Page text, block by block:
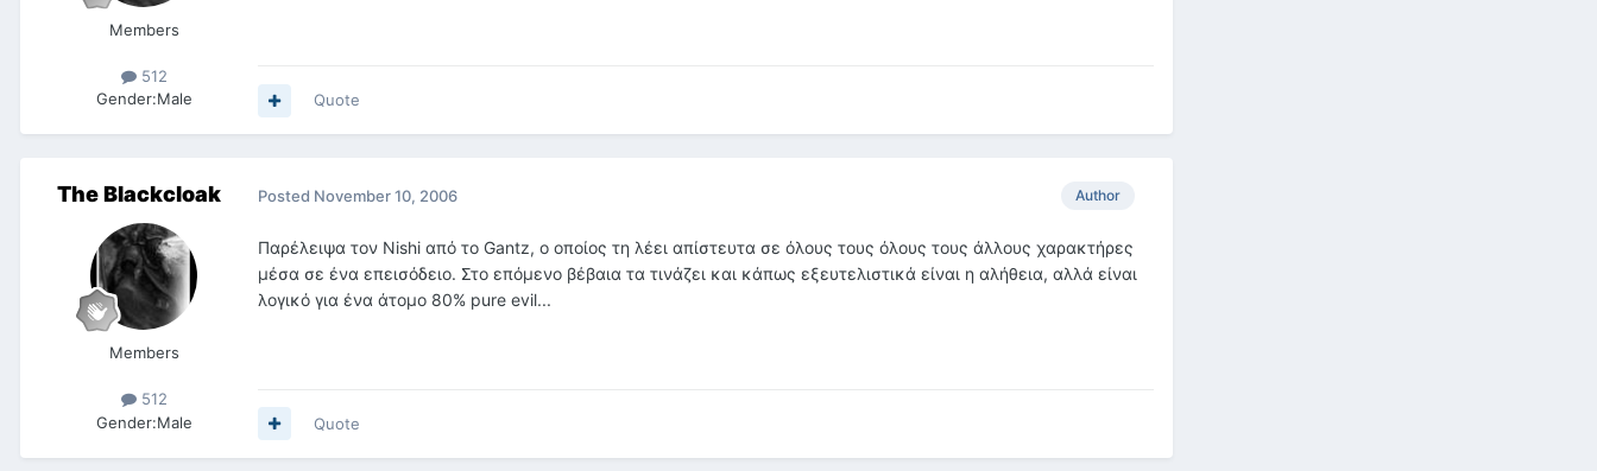
Members
512
Gender:Male Quote
The Blackcloak
Members
512
Gender:Male
Author
Posted November 10, 2006
Παρέλειψα τον Nishi από το Gantz, o οποίος τη λέει απίστευτα σε όλους τους όλους τους άλλους χαρακτήρες
μέσα σε ένα επεισόδειο. Στο επόμενο βέβαια τα τινάζει και κάπως εξευτελιστικά είναι η αλήθεια, αλλά είναι
λογικό για ένα άτομο 80% pure evil...
Quote